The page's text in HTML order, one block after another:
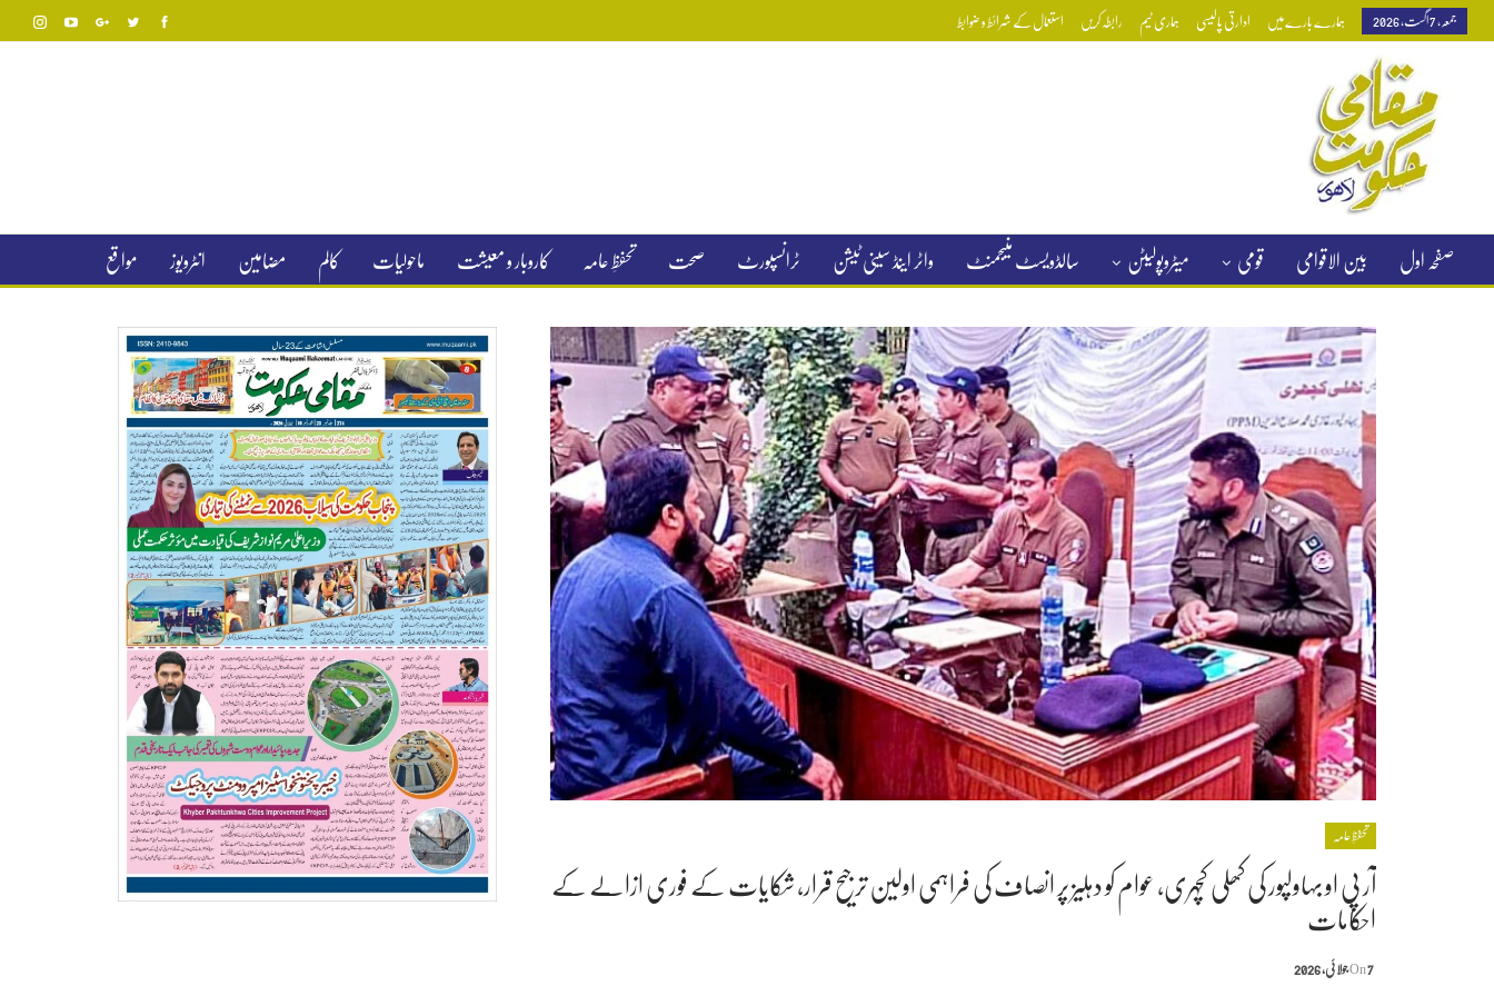
جمعہ, 7 اگست, 2026 ہمارے بارے میں ادارتی پالیسی ہماری ٹیم رابطہ کریں استعمال کے شرائط و ضوابط
صفحہ اول بین الاقوامی قومی میٹروپولیٹن سالڈویسٹ منیجمنٹ واٹر اینڈ سینی ٹیشن ٹرانسپورٹ صحت تحفظِ عامہ کاروبار و معیشت ماحولیات کالم مضامین انٹرویوز مواقع
تحفظِ عامہ
آر پی او بہاولپور کی کھلی کچہری، عوام کو دہلیز پر انصاف کی فراہمی اولین ترجیح قرار، شکایات کے فوری ازالے کے
احکامات
On 7 جولائی, 2026